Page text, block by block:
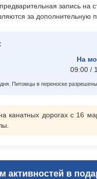
Информация о
Запрос в
Инструкция по
FAQ
запись на
за дополнительную
На
09:00 /
Питомцы в переноске
канатных дорогах с 16
активностей в